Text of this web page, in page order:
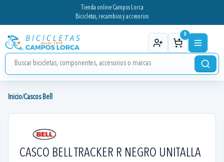
Tienda online Campos Lorca
Bicicletas, recambios y accesorios
0
Inicio/Cascos Bell
CASCO BELL TRACKER R NEGRO UNITALLA